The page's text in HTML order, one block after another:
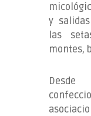
y
las
montes,